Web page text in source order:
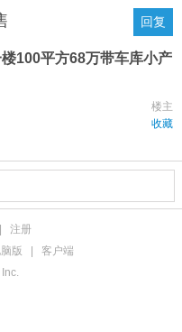
回复
100平方68万带车库小产
楼主
收藏
注册
版
客户端